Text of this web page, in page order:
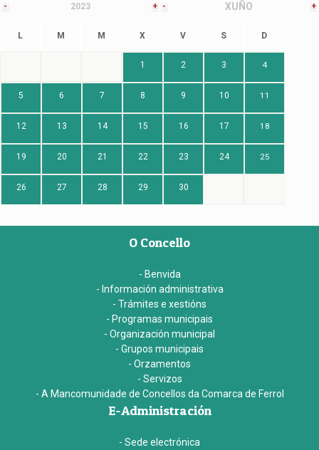
- 2023 + - XUÑO +
L M M X V S D
1 2 3 4
5 6 7 8 9 10 11
12 13 14 15 16 17 18
19 20 21 22 23 24 25
26 27 28 29 30
O Concello
- Benvida
- Información administrativa
- Trámites e xestións
- Programas municipais
- Organización municipal
- Grupos municipais
- Orzamentos
- Servizos
- A Mancomunidade de Concellos da Comarca de Ferrol
E-Administración
- Sede electrónica